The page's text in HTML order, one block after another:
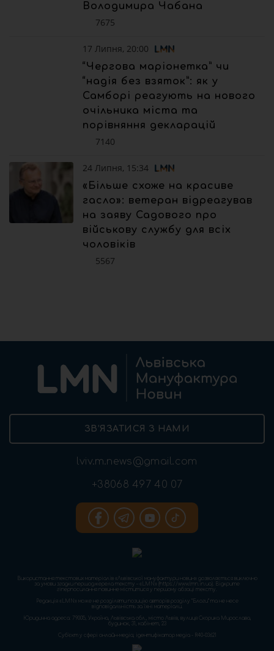
Володимира Чабана
7675
17 Липня, 20:00
“Чергова маріонетка” чи
“надія без взяток”: як у
Самборі реагують на нового
очільника міста та
порівняння декларацій
7140
24 Липня, 15:34
«Більше схоже на красиве
гасло»: ветеран відреагував
на заяву Садового про
військову службу для всіх
чоловіків
5567
ЗВ’ЯЗАТИСЯ З НАМИ
lviv.m.news@gmail.com
+38068 497 40 07
Використання текстових матеріалів «Львівської мануфактури новин» дозволяється виключно
за умови згадки першоджерела тексту – «LMN» (https://www.lmn.in.ua). Відкрите
гіперпосилання повинне міститися у першому абзаці тексту.
Редакція «LMN» може не розділяти позицію авторів розділу “Блоги” та не несе
відповідальність за їхні матеріали.
Юридична адреса: 79005, Україна, Львівська обл., місто Львів, вулиця Скорика Мирослава,
будинок, 31, кабінет, 23
Cуб'єкт у сфері онлайн-медіа; ідентифікатор медіа - R40-03621